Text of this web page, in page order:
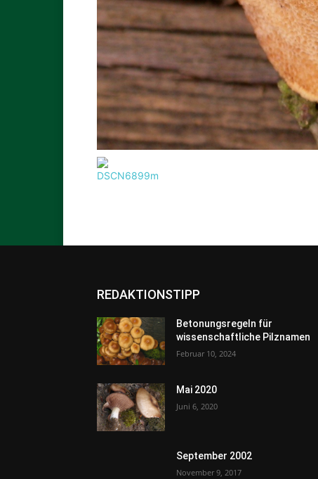
REDAKTIONSTIPP
Betonungsregeln für
wissenschaftliche Pilznamen
Februar 10, 2024
Mai 2020
Juni 6, 2020
September 2002
November 9, 2017